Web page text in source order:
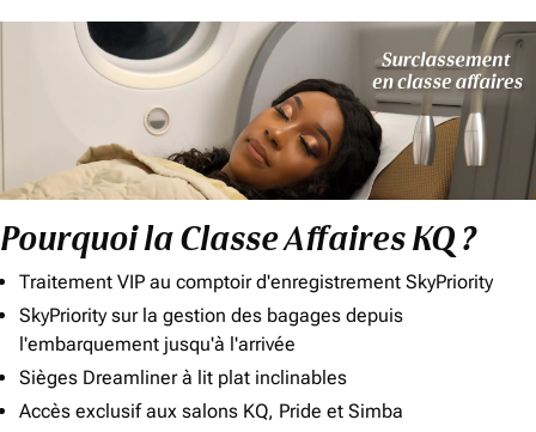
Pourquoi la Classe Affaires KQ ?
Traitement VIP au comptoir d'enregistrement SkyPriority
SkyPriority sur la gestion des bagages depuis
l'embarquement jusqu'à l'arrivée
Sièges Dreamliner à lit plat inclinables
Accès exclusif aux salons KQ, Pride et Simba